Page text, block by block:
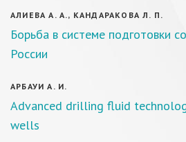
АЛИЕВА А. А., КАНДАРАКОВА Л. П.
Борьба в системе подготовки
России
АРБАУИ А. И.
Advanced drilling fluid
wells